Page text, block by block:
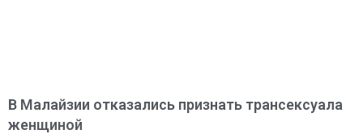
В Малайзии отказались признать трансексуала
женщиной